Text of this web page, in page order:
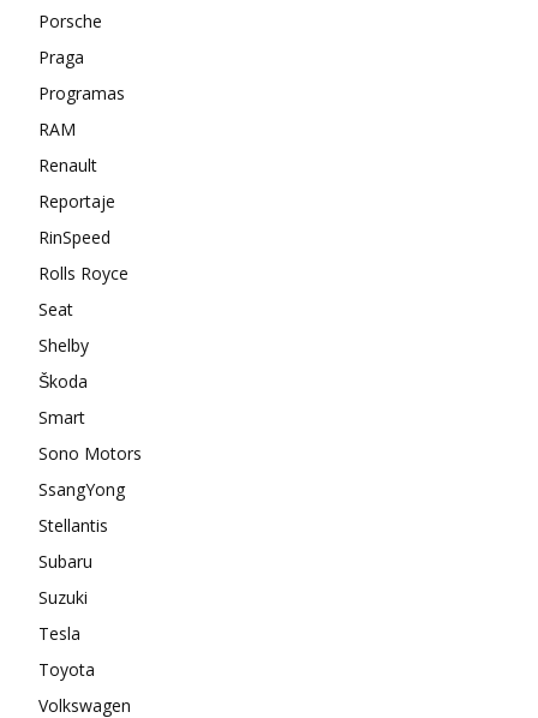
Porsche
Praga
Programas
RAM
Renault
Reportaje
RinSpeed
Rolls Royce
Seat
Shelby
Škoda
Smart
Sono Motors
SsangYong
Stellantis
Subaru
Suzuki
Tesla
Toyota
Volkswagen